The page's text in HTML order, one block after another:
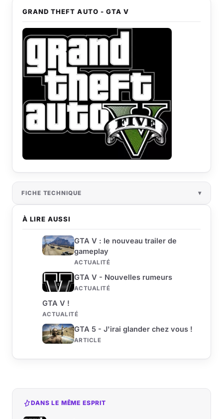
À LIRE AUSSI
GTA V : le nouveau trailer de
gameplay
ACTUALITÉ
GTA V - Nouvelles rumeurs
ACTUALITÉ
GTA V !
ACTUALITÉ
GTA 5 - J'irai glander chez vous !
ARTICLE
GRAND THEFT AUTO - GTA V
FICHE TECHNIQUE
DANS LE MÊME ESPRIT